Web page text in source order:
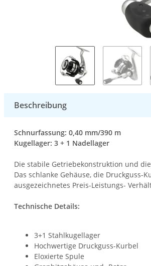
Beschreibung
Schnurfassung: 0,40 mm/390 m
Kugellager: 3 + 1 Nadellager
Die stabile Getriebekonstruktion und
Das schlanke Gehäuse, die
ausgezeichnetes Preis-Leistungs-
Technische Details:
3+1 Stahlkugellager
Hochwertige Druckguss-Kurbel
Eloxierte Spule